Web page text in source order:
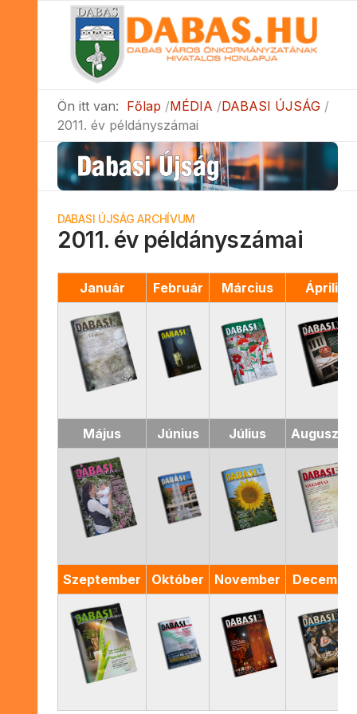
Ön itt van: Főlap MÉDIA
DABASI ÚJSÁG
2011. év példányszámai
DABASI ÚJSÁG ARCHÍVUM
2011. év példányszámai
Január Február Március Április
Május Június Július
Szeptember Október November